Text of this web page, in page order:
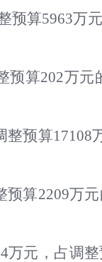
预算5963
预算202万
整预算
预算2209万
万元，占调